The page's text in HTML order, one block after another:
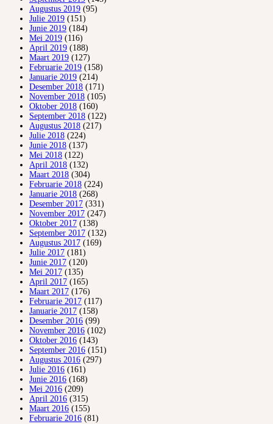
Augustus 2019 (95)
Julie 2019 (151)
Junie 2019 (184)
Mei 2019 (116)
April 2019 (188)
Maart 2019 (127)
Februarie 2019 (158)
Januarie 2019 (214)
Desember 2018 (171)
November 2018 (105)
Oktober 2018 (160)
September 2018 (122)
Augustus 2018 (217)
Julie 2018 (224)
Junie 2018 (137)
Mei 2018 (122)
April 2018 (132)
Maart 2018 (304)
Februarie 2018 (224)
Januarie 2018 (268)
Desember 2017 (331)
November 2017 (247)
Oktober 2017 (138)
September 2017 (132)
Augustus 2017 (169)
Julie 2017 (181)
Junie 2017 (120)
Mei 2017 (135)
April 2017 (165)
Maart 2017 (176)
Februarie 2017 (117)
Januarie 2017 (158)
Desember 2016 (99)
November 2016 (102)
Oktober 2016 (143)
September 2016 (151)
Augustus 2016 (297)
Julie 2016 (161)
Junie 2016 (168)
Mei 2016 (209)
April 2016 (315)
Maart 2016 (155)
Februarie 2016 (81)